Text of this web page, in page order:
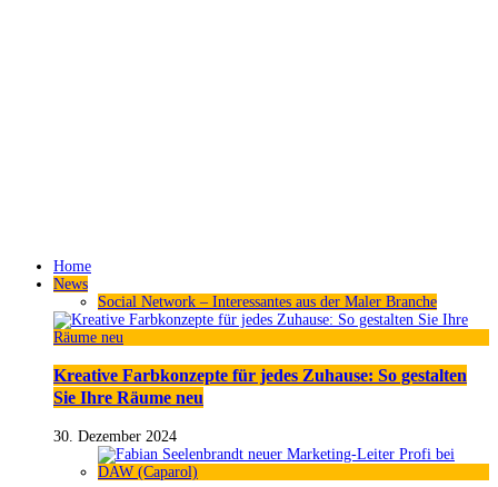
Home
News
Social Network – Interessantes aus der Maler Branche
Kreative Farbkonzepte für jedes Zuhause: So gestalten
Sie Ihre Räume neu
30. Dezember 2024